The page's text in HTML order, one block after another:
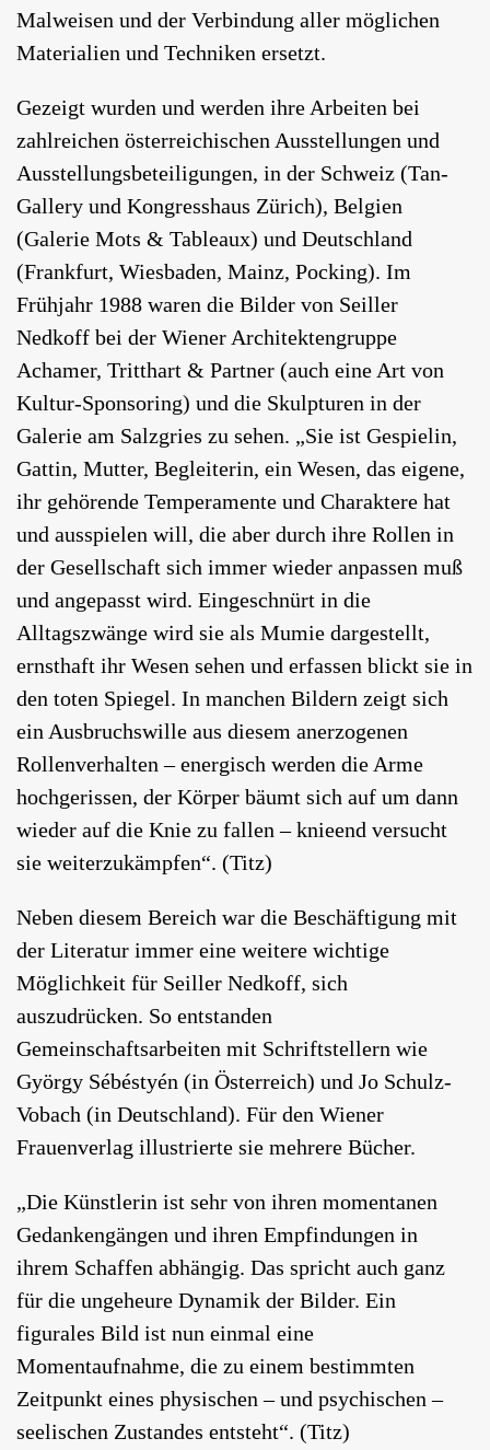
Malweisen und der Verbindung aller möglichen
Materialien und Techniken ersetzt.
Gezeigt wurden und werden ihre Arbeiten bei
zahlreichen österreichischen Ausstellungen und
Ausstellungsbeteiligungen, in der Schweiz (Tan-
Gallery und Kongresshaus Zürich), Belgien
(Galerie Mots & Tableaux) und Deutschland
(Frankfurt, Wiesbaden, Mainz, Pocking). Im
Frühjahr 1988 waren die Bilder von Seiller
Nedkoff bei der Wiener Architektengruppe
Achamer, Tritthart & Partner (auch eine Art von
Kultur-Sponsoring) und die Skulpturen in der
Galerie am Salzgries zu sehen. „Sie ist Gespielin,
Gattin, Mutter, Begleiterin, ein Wesen, das eigene,
ihr gehörende Temperamente und Charaktere hat
und ausspielen will, die aber durch ihre Rollen in
der Gesellschaft sich immer wieder anpassen muß
und angepasst wird. Eingeschnürt in die
Alltagszwänge wird sie als Mumie dargestellt,
ernsthaft ihr Wesen sehen und erfassen blickt sie in
den toten Spiegel. In manchen Bildern zeigt sich
ein Ausbruchswille aus diesem anerzogenen
Rollenverhalten – energisch werden die Arme
hochgerissen, der Körper bäumt sich auf um dann
wieder auf die Knie zu fallen – knieend versucht
sie weiterzukämpfen“. (Titz)
Neben diesem Bereich war die Beschäftigung mit
der Literatur immer eine weitere wichtige
Möglichkeit für Seiller Nedkoff, sich
auszudrücken. So entstanden
Gemeinschaftsarbeiten mit Schriftstellern wie
György Sébéstyén (in Österreich) und Jo Schulz-
Vobach (in Deutschland). Für den Wiener
Frauenverlag illustrierte sie mehrere Bücher.
„Die Künstlerin ist sehr von ihren momentanen
Gedankengängen und ihren Empfindungen in
ihrem Schaffen abhängig. Das spricht auch ganz
für die ungeheure Dynamik der Bilder. Ein
figurales Bild ist nun einmal eine
Momentaufnahme, die zu einem bestimmten
Zeitpunkt eines physischen – und psychischen –
seelischen Zustandes entsteht“. (Titz)